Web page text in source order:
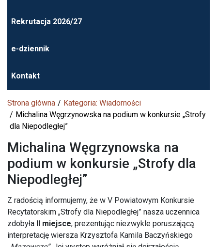
Rekrutacja 2026/27
e-dziennik
Kontakt
Strona główna
Kategoria: Wiadomości
Michalina Węgrzynowska na podium w konkursie „Strofy
dla Niepodległej”
Michalina Węgrzynowska na
podium w konkursie „Strofy dla
Niepodległej”
Z radością informujemy, że w V Powiatowym Konkursie
Recytatorskim „Strofy dla Niepodległej” nasza uczennica
zdobyła
II miejsce, prezentując niezwykle poruszającą
interpretację wiersza Krzysztofa Kamila Baczyńskiego